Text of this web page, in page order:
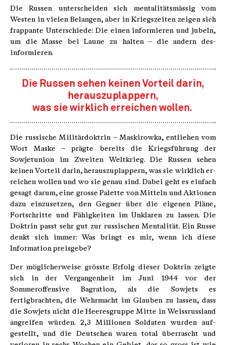
Die Russen unterscheiden sich mentalitäts­mässig vom
Westen in vielen Belangen, aber in Kriegszeiten zeigen sich
frappante Unter­schiede: Die einen informieren und jubeln,
um die Masse bei Laune zu halten – die andern des­
informieren.
Die Russen sehen keinen Vorteil darin,
herauszuplappern,
was sie wirklich erreichen wollen.
Die russische Militärdoktrin – Maskirow­ka, entliehen vom
Wort Maske – prägte bereits die Kriegsführung der
Sowjetunion im Zwei­ten Weltkrieg. Die Russen sehen
keinen Vorteil darin, herauszuplappern, was sie wirklich er­
reichen wollen und wo sie genau sind. Dabei geht es einfach
gesagt darum, eine grosse Palette von Mitteln und Aktionen
dazu einzusetzen, den Gegner über die eigenen Pläne,
Fortschritte und Fähigkeiten im Unklaren zu lassen. Die
Doktrin passt sehr gut zur russischen Mentali­tät. Ein Russe
denkt sich immer: Was bringt es mir, wenn ich diese
Information preisgebe?
Der möglicherweise grösste Erfolg dieser Doktrin zeigte
sich in der Vergangenheit im Juni 1944 vor der
Sommeroffensive Bagration, als die Sowjets es
fertigbrachten, die Wehrmacht im Glauben zu lassen, dass
die Sowjets nicht die Heeresgruppe Mitte in Weissrussland
angreifen würden. 2,3 Millionen Soldaten wurden auf­
gestellt, und die Deutschen waren total über­rascht und